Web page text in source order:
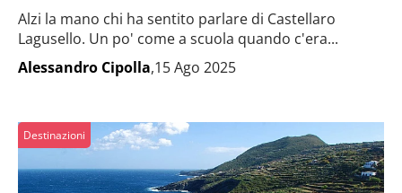
Alzi la mano chi ha sentito parlare di Castellaro
Lagusello. Un po' come a scuola quando c'era...
Alessandro Cipolla,15 Ago 2025
Destinazioni